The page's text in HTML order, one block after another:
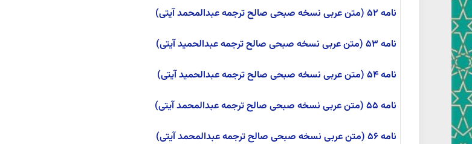
نامه ۵۲ (متن عربی نسخه صبحی صالح ترجمه عبدالمحمد آیتی)
نامه ۵۳ (متن عربی نسخه صبحی صالح ترجمه عبدالحمید آیتی)
نامه ۵۴ (متن عربی نسخه صبحی صالح ترجمه عبدالحمید آیتی)
نامه ۵۵ (متن عربی نسخه صبحی صالح ترجمه عبدالمحمد آیتی)
نامه ۵۶ (متن عربی نسخه صبحی صالح ترجمه عبدالمحمد آیتی)